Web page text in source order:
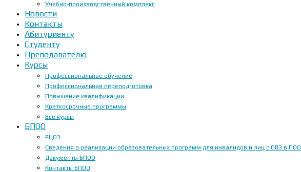
Учебно-производственный комплекс
Новости
Контакты
Абитуриенту
Студенту
Преподавателю
Курсы
Профессиональное обучение
Профессиональная переподготовка
Повышение квалификации
Краткосрочные программы
Все курсы
БПОО
РЦОЭ
Сведения о реализации образовательных программ для инвалидов и лиц с ОВЗ в ПОО
Документы БПОО
Контакты БПОО